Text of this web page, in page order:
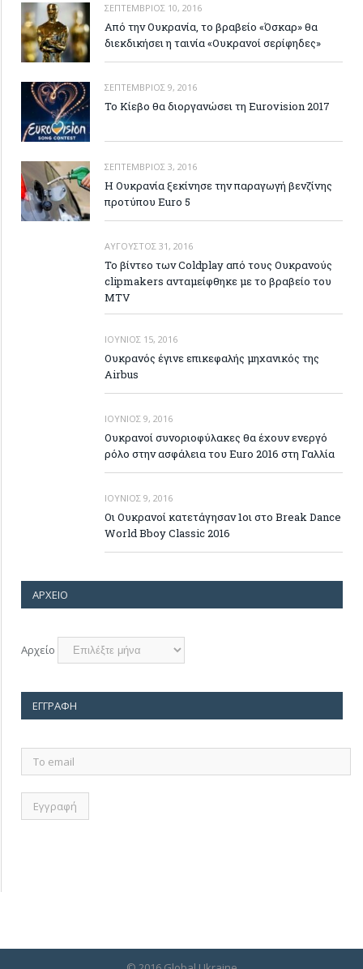
ΣΕΠΤΈΜΒΡΙΟΣ 10, 2016
Από την Ουκρανία, το βραβείο «Όσκαρ» θα
διεκδικήσει η ταινία «Ουκρανοί σερίφηδες»
ΣΕΠΤΈΜΒΡΙΟΣ 9, 2016
Το Κίεβο θα διοργανώσει τη Eurovision 2017
ΣΕΠΤΈΜΒΡΙΟΣ 3, 2016
Η Ουκρανία ξεκίνησε την παραγωγή βενζίνης
προτύπου Euro 5
ΑΎΓΟΥΣΤΟΣ 31, 2016
Το βίντεο των Coldplay από τους Ουκρανούς
clipmakers ανταμείφθηκε με το βραβείο του
MTV
ΙΟΎΝΙΟΣ 15, 2016
Ουκρανός έγινε επικεφαλής μηχανικός της
Airbus
ΙΟΎΝΙΟΣ 9, 2016
Ουκρανοί συνοριοφύλακες θα έχουν ενεργό
ρόλο στην ασφάλεια του Euro 2016 στη Γαλλία
ΙΟΎΝΙΟΣ 9, 2016
Οι Ουκρανοί κατετάγησαν 1οι στο Break Dance
World Bboy Classic 2016
ΑΡΧΕΊΟ
Αρχείο
ΕΓΓΡΑΦΉ
email